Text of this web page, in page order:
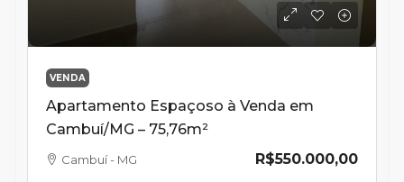
VENDA
Apartamento Espaçoso à Venda em
Cambuí/MG – 75,76m²
R$550.000,00
Cambuí - MG